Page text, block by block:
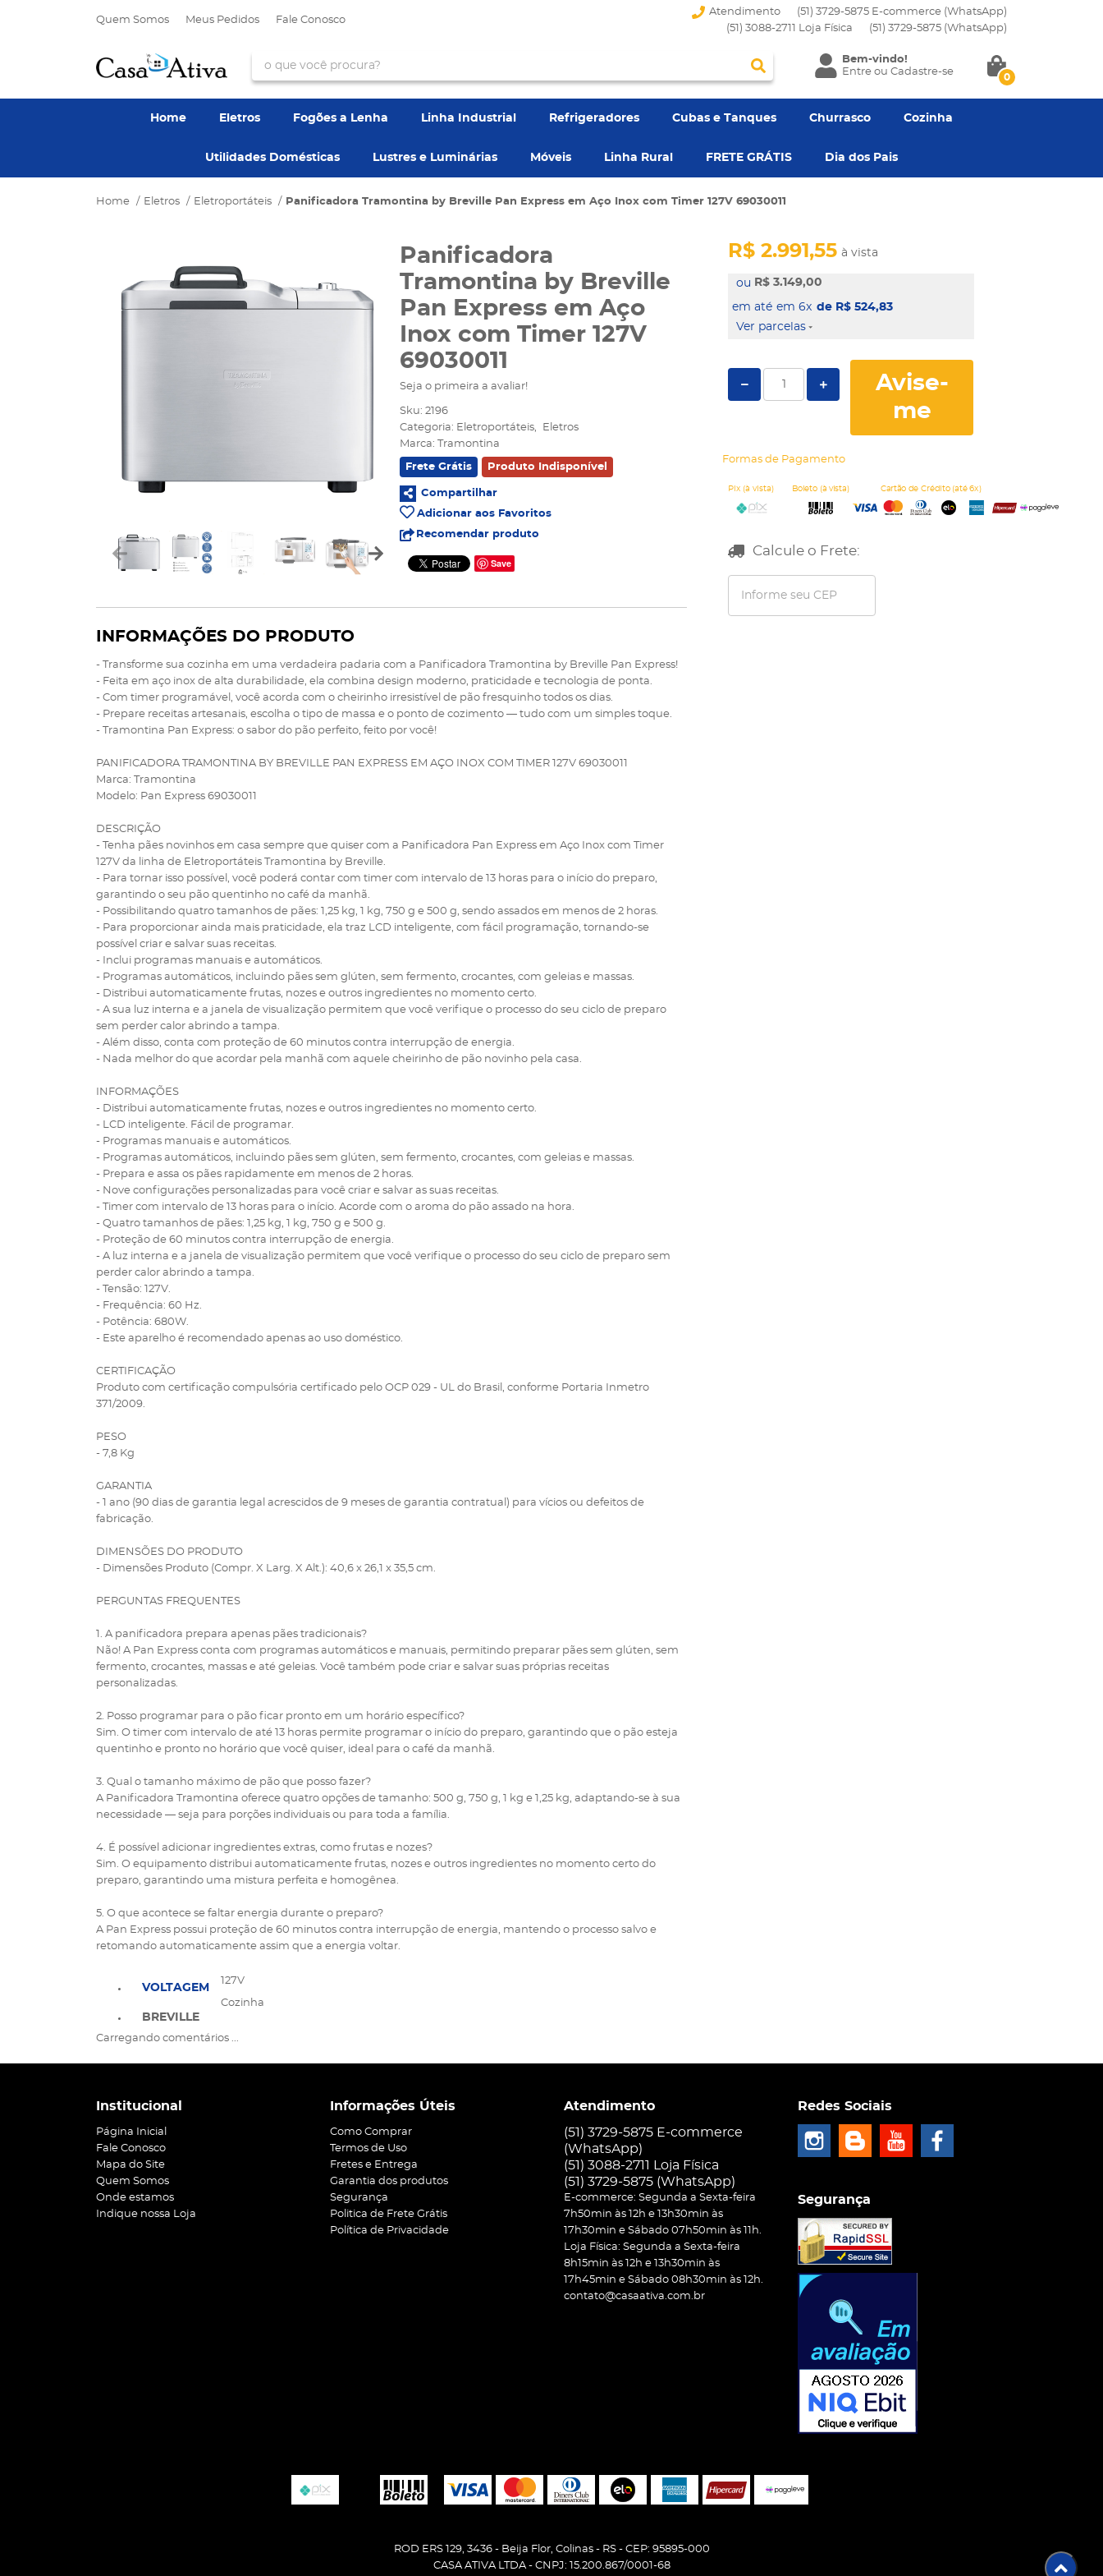
Quem Somos Meus Pedidos Fale Conosco
Atendimento
(51) 3729-5875 E-commerce (WhatsApp)
(51) 3088-2711 Loja Física
(51) 3729-5875 (WhatsApp)
Bem-vindo!
Entreou Cadastre-se 0
Home Eletros Fogões a Lenha Linha Industrial Refrigeradores Cubas e Tanques Churrasco Cozinha
Utilidades Domésticas Lustres e Luminárias Móveis Linha Rural FRETE GRÁTIS Dia dos Pais
Home Eletros Eletroportáteis Panificadora Tramontina by Breville Pan Express em Aço Inox com Timer 127V 69030011
Panificadora
Tramontina by Breville
Pan Express em Aço
Inox com Timer 127V
69030011
Seja o primeira a avaliar!
Sku: 2196
Categoria: Eletroportáteis
Eletros
Marca: Tramontina
Frete Grátis Produto Indisponível
Compartilhar
Adicionar aos Favoritos
Recomendar produto
Save
R$ 3.149,00
R$ 2.991,55 à vista
em 6x de R$ 524,83
Ver parcelas
Avise-
me
Formas de Pagamento
Calcule o Frete:
INFORMAÇÕES DO PRODUTO
- Transforme sua cozinha em uma verdadeira padaria com a Panificadora Tramontina by Breville Pan Express!
- Feita em aço inox de alta durabilidade, ela combina design moderno, praticidade e tecnologia de ponta.
- Com timer programável, você acorda com o cheirinho irresistível de pão fresquinho todos os dias.
- Prepare receitas artesanais, escolha o tipo de massa e o ponto de cozimento — tudo com um simples toque.
- Tramontina Pan Express: o sabor do pão perfeito, feito por você!
PANIFICADORA TRAMONTINA BY BREVILLE PAN EXPRESS EM AÇO INOX COM TIMER 127V 69030011
Marca: Tramontina
Modelo: Pan Express 69030011
DESCRIÇÃO
- Tenha pães novinhos em casa sempre que quiser com a Panificadora Pan Express em Aço Inox com Timer
127V da linha de Eletroportáteis Tramontina by Breville.
- Para tornar isso possível, você poderá contar com timer com intervalo de 13 horas para o início do preparo,
garantindo o seu pão quentinho no café da manhã.
- Possibilitando quatro tamanhos de pães: 1,25 kg, 1 kg, 750 g e 500 g, sendo assados em menos de 2 horas.
- Para proporcionar ainda mais praticidade, ela traz LCD inteligente, com fácil programação, tornando-se
possível criar e salvar suas receitas.
- Inclui programas manuais e automáticos.
- Programas automáticos, incluindo pães sem glúten, sem fermento, crocantes, com geleias e massas.
- Distribui automaticamente frutas, nozes e outros ingredientes no momento certo.
- A sua luz interna e a janela de visualização permitem que você verifique o processo do seu ciclo de preparo
sem perder calor abrindo a tampa.
- Além disso, conta com proteção de 60 minutos contra interrupção de energia.
- Nada melhor do que acordar pela manhã com aquele cheirinho de pão novinho pela casa.
INFORMAÇÕES
- Distribui automaticamente frutas, nozes e outros ingredientes no momento certo.
- LCD inteligente. Fácil de programar.
- Programas manuais e automáticos.
- Programas automáticos, incluindo pães sem glúten, sem fermento, crocantes, com geleias e massas.
- Prepara e assa os pães rapidamente em menos de 2 horas.
- Nove configurações personalizadas para você criar e salvar as suas receitas.
- Timer com intervalo de 13 horas para o início. Acorde com o aroma do pão assado na hora.
- Quatro tamanhos de pães: 1,25 kg, 1 kg, 750 g e 500 g.
- Proteção de 60 minutos contra interrupção de energia.
- A luz interna e a janela de visualização permitem que você verifique o processo do seu ciclo de preparo sem
perder calor abrindo a tampa.
- Tensão: 127V.
- Frequência: 60 Hz.
- Potência: 680W.
- Este aparelho é recomendado apenas ao uso doméstico.
CERTIFICAÇÃO
Produto com certificação compulsória certificado pelo OCP 029 - UL do Brasil, conforme Portaria Inmetro
371/2009.
PESO
- 7,8 Kg
GARANTIA
- 1 ano (90 dias de garantia legal acrescidos de 9 meses de garantia contratual) para vícios ou defeitos de
fabricação.
DIMENSÕES DO PRODUTO
- Dimensões Produto (Compr. X Larg. X Alt.): 40,6 x 26,1 x 35,5 cm.
PERGUNTAS FREQUENTES
1. A panificadora prepara apenas pães tradicionais?
Não! A Pan Express conta com programas automáticos e manuais, permitindo preparar pães sem glúten, sem
fermento, crocantes, massas e até geleias. Você também pode criar e salvar suas próprias receitas
personalizadas.
2. Posso programar para o pão ficar pronto em um horário específico?
Sim. O timer com intervalo de até 13 horas permite programar o início do preparo, garantindo que o pão esteja
quentinho e pronto no horário que você quiser, ideal para o café da manhã.
3. Qual o tamanho máximo de pão que posso fazer?
A Panificadora Tramontina oferece quatro opções de tamanho: 500 g, 750 g, 1 kg e 1,25 kg, adaptando-se à sua
necessidade — seja para porções individuais ou para toda a família.
4. É possível adicionar ingredientes extras, como frutas e nozes?
Sim. O equipamento distribui automaticamente frutas, nozes e outros ingredientes no momento certo do
preparo, garantindo uma mistura perfeita e homogênea.
5. O que acontece se faltar energia durante o preparo?
A Pan Express possui proteção de 60 minutos contra interrupção de energia, mantendo o processo salvo e
retomando automaticamente assim que a energia voltar.
VOLTAGEM
BREVILLE
127V
Cozinha
Carregando comentários ...
Institucional
Página Inicial
Fale Conosco
Mapa do Site
Quem Somos
Onde estamos
Indique nossa Loja
Informações Úteis
Como Comprar
Termos de Uso
Fretes e Entrega
Garantia dos produtos
Segurança
Politica de Frete Grátis
Política de Privacidade
Atendimento
(51) 3729-5875 E-commerce
(WhatsApp)
(51) 3088-2711 Loja Física
(51) 3729-5875 (WhatsApp)
E-commerce: Segunda a Sexta-feira
7h50min às 12h e 13h30min às
17h30min e Sábado 07h50min às 11h.
Loja Física: Segunda a Sexta-feira
8h15min às 12h e 13h30min às
17h45min e Sábado 08h30min às 12h.
contato@casaativa.com.br
Redes Sociais
Segurança
ROD ERS 129, 3436- Beija Flor, Colinas- RS- CEP: 95895-000
CASA ATIVA LTDA - CNPJ: 15.200.867/0001-68